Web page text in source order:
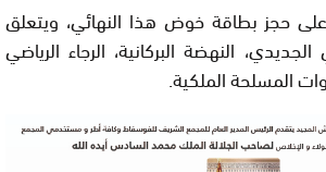
حجز بطاقة خوض هذا النهائي، ويتعلق
النهضة البركانية، الرجاء الرياضي
المسلحة الملكية.